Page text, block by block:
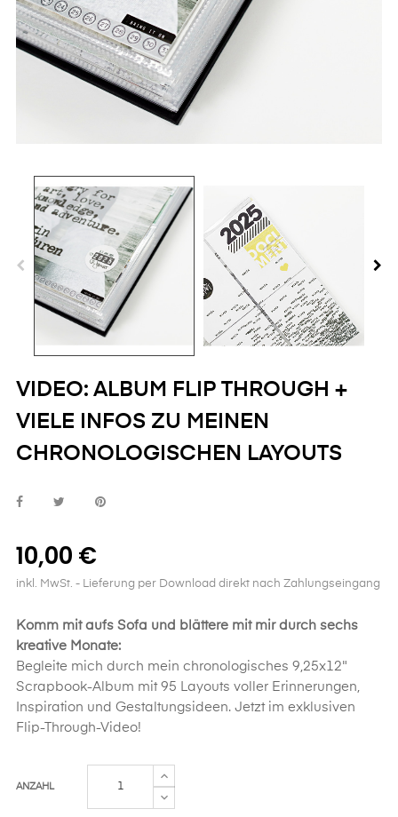
VIDEO: ALBUM FLIP THROUGH +
VIELE INFOS ZU MEINEN
CHRONOLOGISCHEN LAYOUTS
10,00 €
inkl. MwSt. - Lieferung per Download direkt nach Zahlungseingang
Komm mit aufs Sofa und blättere mit mir durch sechs
kreative Monate:
Begleite mich durch mein chronologisches 9,25x12"
Scrapbook-Album mit 95 Layouts voller Erinnerungen,
Inspiration und Gestaltungsideen. Jetzt im exklusiven
Flip-Through-Video!
ANZAHL